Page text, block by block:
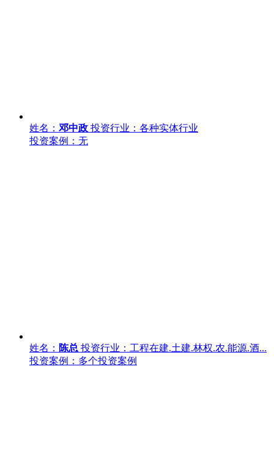
姓名： 邓中政 投资行业：各种实体行业
投资案例：无
姓名： 陈总 投资行业：工程在建.土建.林权.农.能源.酒...
投资案例：多个投资案例